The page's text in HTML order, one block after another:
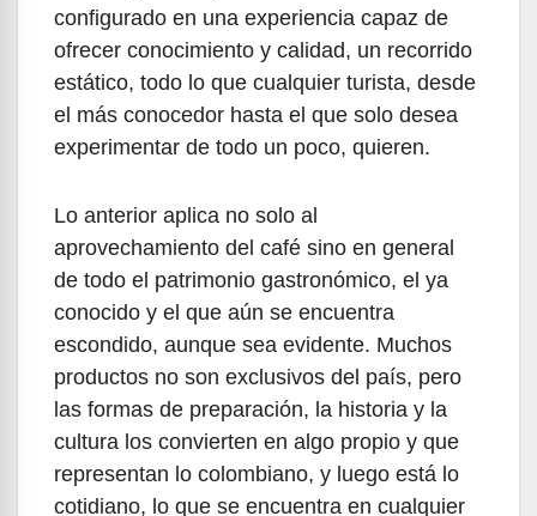
configurado en una experiencia capaz de
ofrecer conocimiento y calidad, un recorrido
estático, todo lo que cualquier turista, desde
el más conocedor hasta el que solo desea
experimentar de todo un poco, quieren.
Lo anterior aplica no solo al
aprovechamiento del café sino en general
de todo el patrimonio gastronómico, el ya
conocido y el que aún se encuentra
escondido, aunque sea evidente. Muchos
productos no son exclusivos del país, pero
las formas de preparación, la historia y la
cultura los convierten en algo propio y que
representan lo colombiano, y luego está lo
cotidiano, lo que se encuentra en cualquier